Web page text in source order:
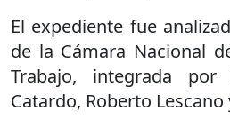
El expediente fue
de la Cámara Nacional
Trabajo, integrada
Catardo, Roberto Lescano